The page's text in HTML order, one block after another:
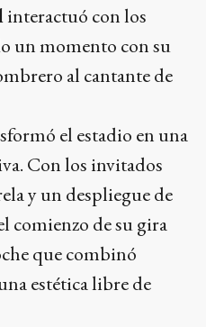
interactuó con los
un momento con su
al cantante de
el estadio en una
Con los invitados
y un despliegue de
comienzo de su gira
que combinó
estética libre de